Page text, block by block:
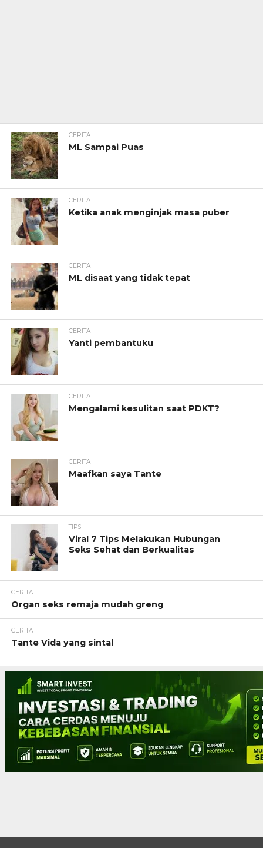
CERITA
ML Sampai Puas
CERITA
Ketika anak menginjak masa puber
CERITA
ML disaat yang tidak tepat
CERITA
Yanti pembantuku
CERITA
Mengalami kesulitan saat PDKT?
CERITA
Maafkan saya Tante
TIPS
Viral 7 Tips Melakukan Hubungan
Seks Sehat dan Berkualitas
CERITA
Organ seks remaja mudah greng
CERITA
Tante Vida yang sintal